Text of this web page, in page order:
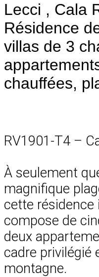
Lecci , Cala
Résidence
villas de 3
chauffées,
RV1901-T4 –
À seulement
magnifique
cette
compose de
deux
cadre privilégié
montagne.